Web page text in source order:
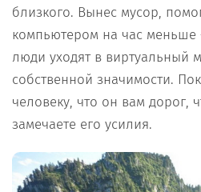
близкого. Вынес мусор,
компьютером на час меньше
люди уходят в виртуальный
собственной значимости.
человеку, что он вам дорог,
замечаете его усилия.